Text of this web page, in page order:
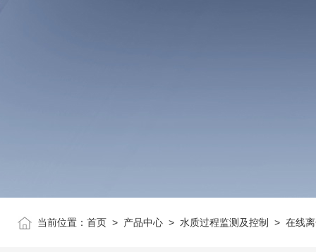
当前位置： 首页 > 产品中心 > 水质过程监测及控制 > 在线